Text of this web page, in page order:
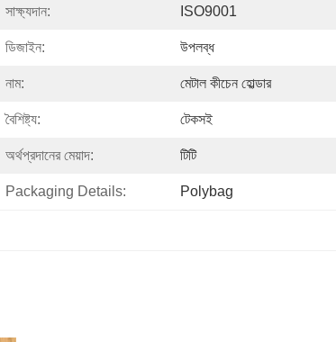
সাক্ষ্যদান: ISO9001
ডিজাইন: উপলব্ধ
নাম: মেটাল কীচেন হোল্ডার
বৈশিষ্ট্য: টেকসই
অর্থপ্রদানের মেয়াদ: টিটি
Packaging Details: Polybag